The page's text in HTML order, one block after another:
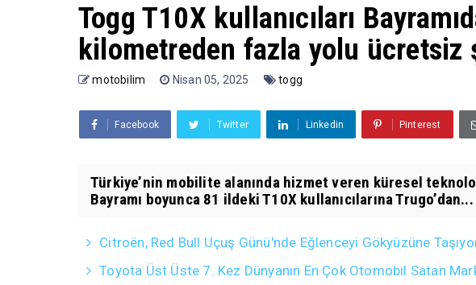
Togg T10X kullanıcıları
kilometreden fazla yolu ücretsiz
motobilim Nisan 05, 2025 togg
Facebook Twitter Linkedin Pinterest
Türkiye’nin mobilite alanında hizmet veren küresel
Bayramı boyunca 81 ildeki T10X kullanıcılarına Trugo’dan...
Citroën, Red Bull Uçuş Günü'nde Eğlenceyi Gökyüzüne
Toyota Üst Üste 7. Kez Dünyanın En Çok Otomobil Satan